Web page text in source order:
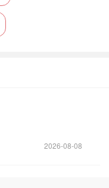
2026-08-08